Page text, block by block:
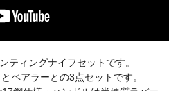
ティングナイフセットです。
ペアラーとの3点セットです。